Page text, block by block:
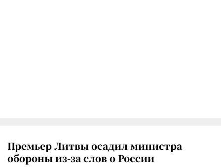
Премьер Литвы осадил министра
обороны из-за слов о России